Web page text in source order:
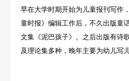
早在大学时期开始为儿童报刊写作
童时报》编辑工作后，不久出版童
文集《泥巴孩子》。之后出版有诗
及理论集多种，晚年主要为幼儿写